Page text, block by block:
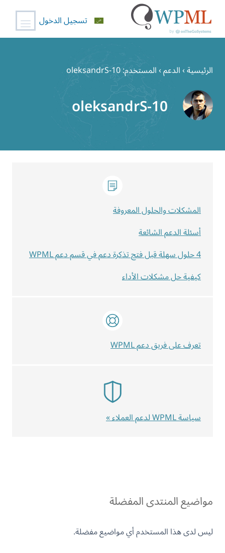
المحتوى
تسجيل الدخول
الرئيسية›الدعم›المستخدم: oleksandrS-10
oleksandrS-10
مواضيع المنتدى المفضلة
ليس لدى هذا المستخدم أي مواضيع مفضلة.
المشكلات والحلول المعروفة
أسئلة الدعم الشائعة
4 حلول سهلة قبل فتح تذكرة دعم في قسم دعم WPML
كيفية حل مشكلات الأداء
تعرف على فريق دعم WPML
سياسة WPML لدعم العملاء »